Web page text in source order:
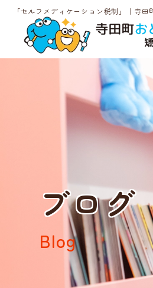
「セルフメディケーション税制」｜寺
ブログ
Blog